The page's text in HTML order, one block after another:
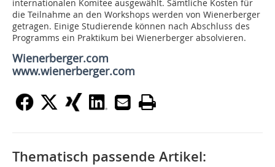
internationalen Komitee ausgewählt. Sämtliche Kosten für
die Teilnahme an den Workshops werden von Wienerberger
getragen. Einige Studierende können nach Abschluss des
Programms ein Praktikum bei Wienerberger absolvieren.
Wienerberger.com
www.wienerberger.com
Thematisch passende Artikel: